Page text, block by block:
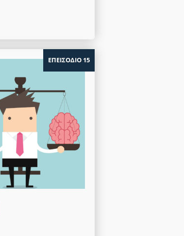
ΕΠΕΙΣΟΔΙΟ 15